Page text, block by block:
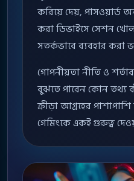
করিয়ে দেয়, পাসওয়ার্ড
করা ডিভাইসে সেশন
সতর্কভাবে ব্যবহার করা
গোপনীয়তা নীতি ও
বুঝতে পারেন কোন তথ্য
ক্রীড়া আগ্রহের
গেমিংকে একই গুরুত্ব